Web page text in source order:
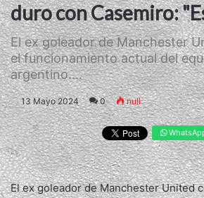
duro con Casemiro:
El ex goleador de Manchester
el funcionamiento actual del
argentino....
13 Mayo 2024 0 null
El ex goleador de Manchester United